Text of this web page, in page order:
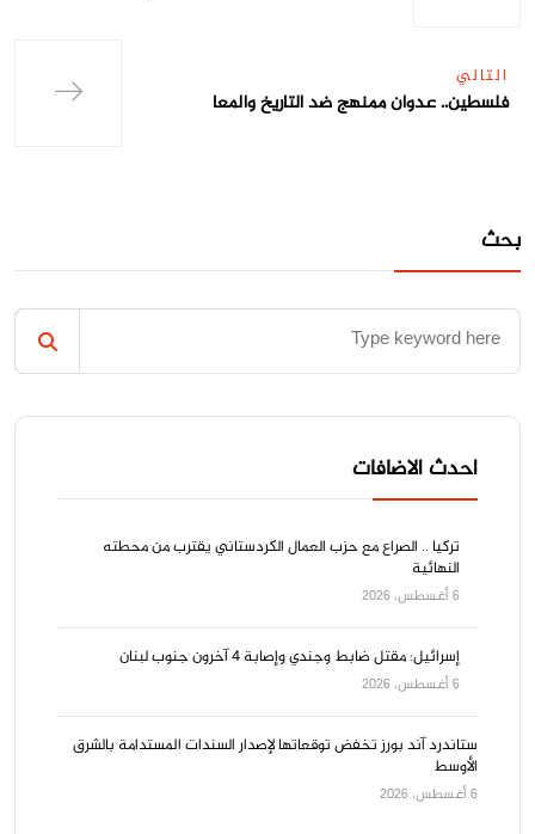
التالي
فلسطين.. عدوان ممنهج ضد التاريخ والمعا
بحث
احدث الاضافات
تركيا .. الصراع مع حزب العمال الكردستاني يقترب من محطته
النهائية
6 أغسطس، 2026
إسرائيل: مقتل ضابط وجندي وإصابة 4 آخرون جنوب لبنان
6 أغسطس، 2026
ستاندرد آند بورز تخفض توقعاتها لإصدار السندات المستدامة بالشرق
الأوسط
6 أغسطس، 2026